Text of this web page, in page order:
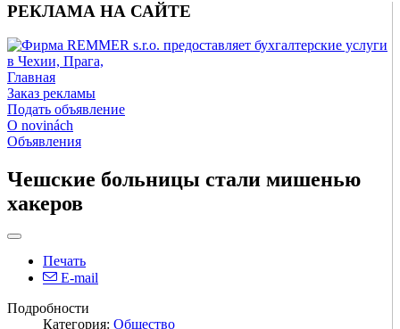
РЕКЛАМА НА САЙТЕ
Главная
Заказ рекламы
Подать объявление
O novinách
Объявления
Чешские больницы стали мишенью
хакеров
Печать
E-mail
Подробности
Категория: Общество